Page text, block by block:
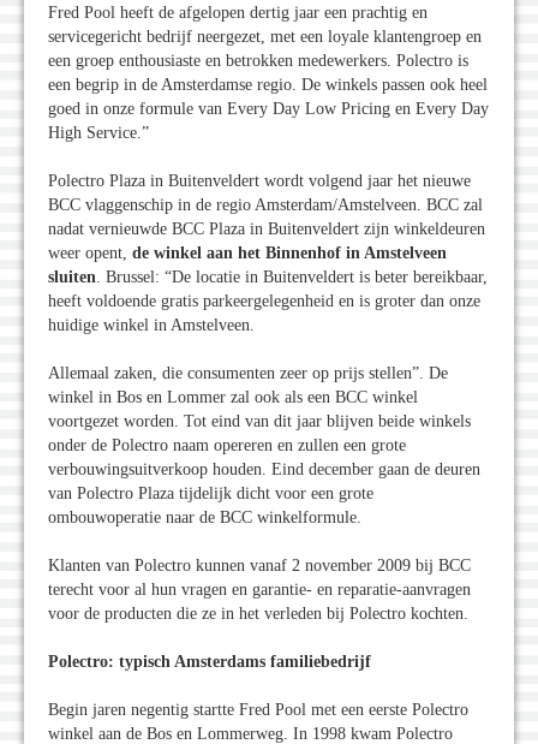
Fred Pool heeft de afgelopen dertig jaar een prachtig en
servicegericht bedrijf neergezet, met een loyale klantengroep en
een groep enthousiaste en betrokken medewerkers. Polectro is
een begrip in de Amsterdamse regio. De winkels passen ook heel
goed in onze formule van Every Day Low Pricing en Every Day
High Service.”
Polectro Plaza in Buitenveldert wordt volgend jaar het nieuwe
BCC vlaggenschip in de regio Amsterdam/Amstelveen. BCC zal
nadat vernieuwde BCC Plaza in Buitenveldert zijn winkeldeuren
weer opent, de winkel aan het Binnenhof in Amstelveen
sluiten . Brussel: “De locatie in Buitenveldert is beter bereikbaar,
heeft voldoende gratis parkeergelegenheid en is groter dan onze
huidige winkel in Amstelveen.
Allemaal zaken, die consumenten zeer op prijs stellen”. De
winkel in Bos en Lommer zal ook als een BCC winkel
voortgezet worden. Tot eind van dit jaar blijven beide winkels
onder de Polectro naam opereren en zullen een grote
verbouwingsuitverkoop houden. Eind december gaan de deuren
van Polectro Plaza tijdelijk dicht voor een grote
ombouwoperatie naar de BCC winkelformule.
Klanten van Polectro kunnen vanaf 2 november 2009 bij BCC
terecht voor al hun vragen en garantie- en reparatie-aanvragen
voor de producten die ze in het verleden bij Polectro kochten.
Polectro: typisch Amsterdams familiebedrijf
Begin jaren negentig startte Fred Pool met een eerste Polectro
winkel aan de Bos en Lommerweg. In 1998 kwam Polectro